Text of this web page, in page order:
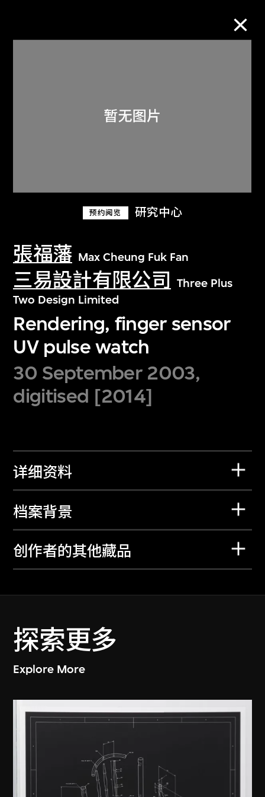
预约阅览 研究中心
張福藩 Max Cheung Fuk Fan
三易設計有限公司
Three Plus
Two Design Limited
Rendering, finger sensor
UV pulse watch
30 September 2003,
digitised [2014]
详细资料
档案背景
创作者的其他藏品
探索更多
Explore More
关于M+藏品
探索世界顶级的二十及二十一世纪视觉
文化藏品。